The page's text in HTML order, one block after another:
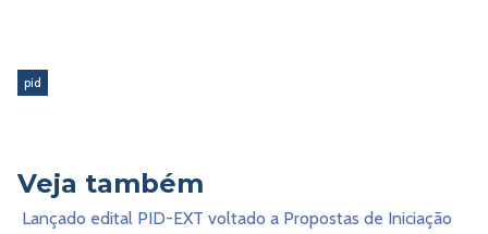
pid
Veja também
Lançado edital PID-EXT voltado a Propostas de Iniciação